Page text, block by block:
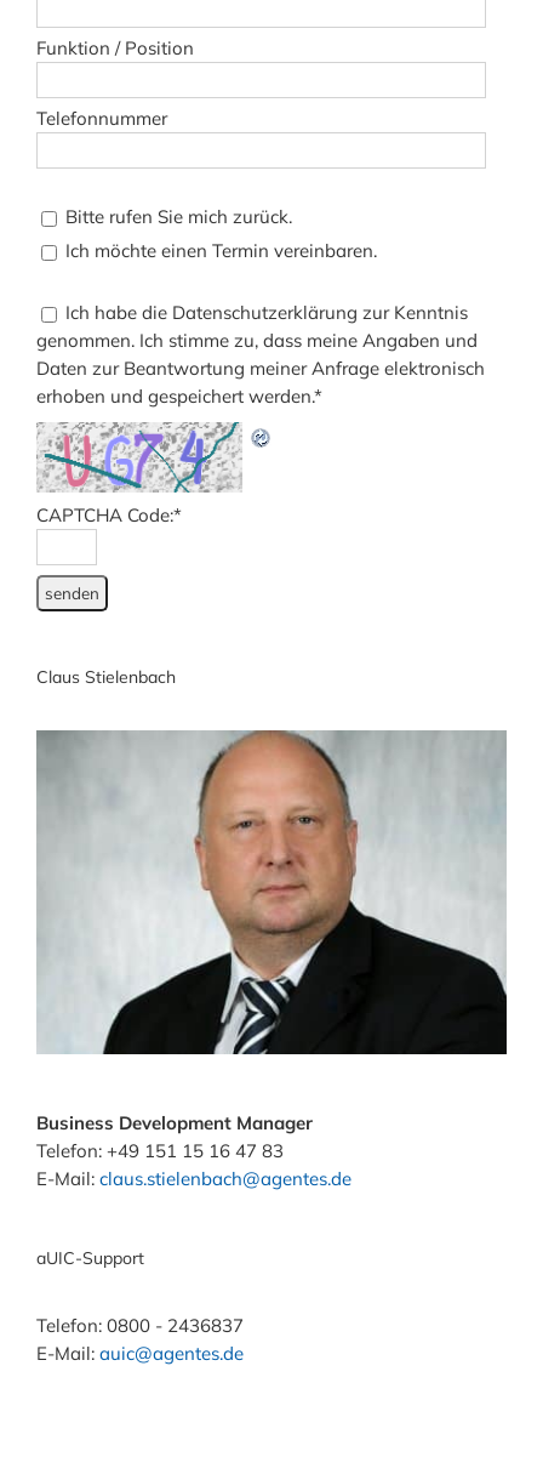
Funktion / Position
Telefonnummer
Bitte rufen Sie mich zurück.
Ich möchte einen Termin vereinbaren.
Ich habe die Datenschutzerklärung zur Kenntnis
genommen. Ich stimme zu, dass meine Angaben und
Daten zur Beantwortung meiner Anfrage elektronisch
erhoben und gespeichert werden.*
CAPTCHA Code:*
Claus Stielenbach
Business Development Manager
Telefon: +49 151 15 16 47 83
E-Mail: claus.stielenbach@agentes.de
aUIC-Support
Telefon: 0800 - 2436837
E-Mail: auic@agentes.de